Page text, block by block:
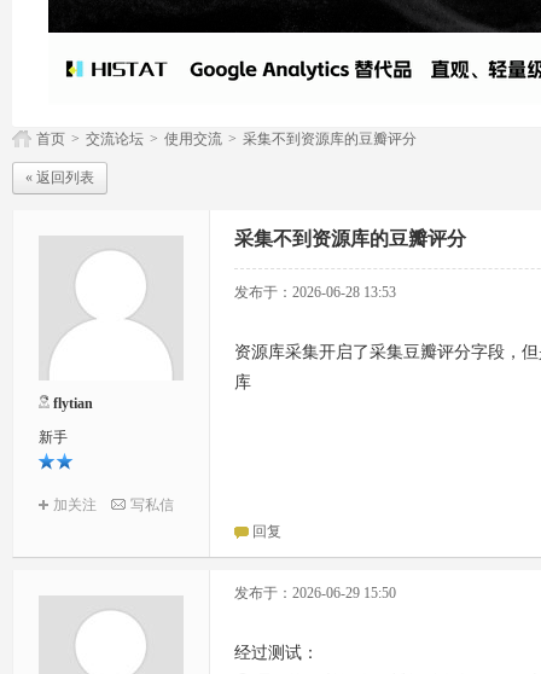
首页 > 交流论坛 > 使用交流 > 采集不到资源库的豆瓣评分
« 返回列表
flytian
新手
加关注 写私信
采集不到资源库的豆瓣评分
发布于：2026-06-28 13:53
资源库采集开启了采集豆瓣评分字段，
库
回复
发布于：2026-06-29 15:50
经过测试：